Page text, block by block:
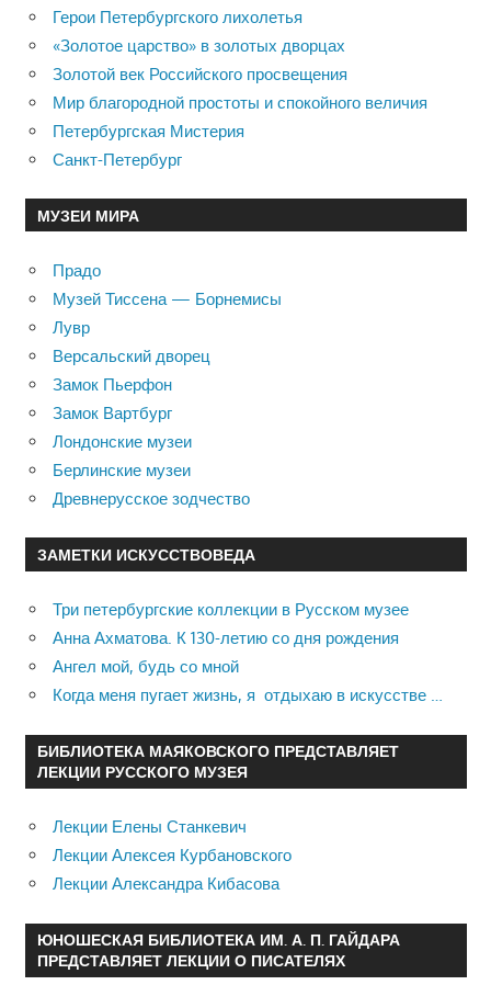
Герои Петербургского лихолетья
«Золотое царство» в золотых дворцах
Золотой век Российского просвещения
Мир благородной простоты и спокойного величия
Петербургская Мистерия
Санкт-Петербург
МУЗЕИ МИРА
Прадо
Музей Тиссена — Борнемисы
Лувр
Версальский дворец
Замок Пьерфон
Замок Вартбург
Лондонские музеи
Берлинские музеи
Древнерусское зодчество
ЗАМЕТКИ ИСКУССТВОВЕДА
Три петербургские коллекции в Русском музее
Анна Ахматова. К 130-летию со дня рождения
Ангел мой, будь со мной
Когда меня пугает жизнь, я отдыхаю в искусстве …
БИБЛИОТЕКА МАЯКОВСКОГО ПРЕДСТАВЛЯЕТ
ЛЕКЦИИ РУССКОГО МУЗЕЯ
Лекции Елены Станкевич
Лекции Алексея Курбановского
Лекции Александра Кибасова
ЮНОШЕСКАЯ БИБЛИОТЕКА ИМ. А. П. ГАЙДАРА
ПРЕДСТАВЛЯЕТ ЛЕКЦИИ О ПИСАТЕЛЯХ